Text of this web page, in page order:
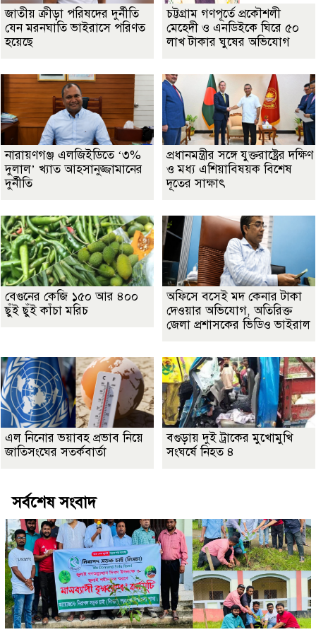
জাতীয় ক্রীড়া পরিষদের দুর্নীতি
যেন মরনঘাতি ভাইরাসে পরিণত
হয়েছে
চট্টগ্রাম গণপূর্তে প্রকৌশলী
মেহেদী ও এনডিইকে ঘিরে ৫০
লাখ টাকার ঘুষের অভিযোগ
নারায়ণগঞ্জ এলজিইডিতে ‘৩%
দুলাল’ খ্যাত আহসানুজ্জামানের
দুর্নীতি
প্রধানমন্ত্রীর সঙ্গে যুক্তরাষ্ট্রের দক্ষিণ
ও মধ্য এশিয়াবিষয়ক বিশেষ
দূতের সাক্ষাৎ
বেগুনের কেজি ১৫০ আর ৪০০
ছুঁই ছুঁই কাঁচা মরিচ
অফিসে বসেই মদ কেনার টাকা
দেওয়ার অভিযোগ, অতিরিক্ত
জেলা প্রশাসকের ভিডিও ভাইরাল
এল নিনোর ভয়াবহ প্রভাব নিয়ে
জাতিসংঘের সতর্কবার্তা
বগুড়ায় দুই ট্রাকের মুখোমুখি
সংঘর্ষে নিহত ৪
সর্বশেষ সংবাদ